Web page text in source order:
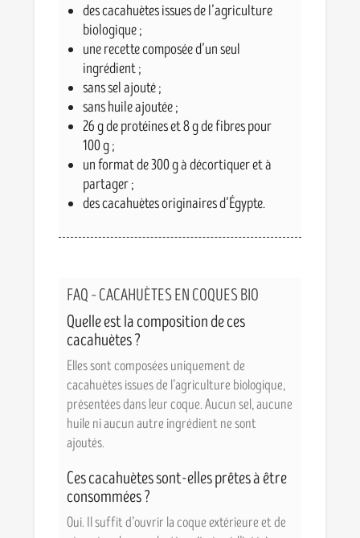
des cacahuètes issues de l’agriculture
biologique ;
une recette composée d’un seul
ingrédient ;
sans sel ajouté ;
sans huile ajoutée ;
26 g de protéines et 8 g de fibres pour
100 g ;
un format de 300 g à décortiquer et à
partager ;
des cacahuètes originaires d’Égypte.
FAQ – CACAHUÈTES EN COQUES BIO
Quelle est la composition de ces
cacahuètes ?
Elles sont composées uniquement de
cacahuètes issues de l’agriculture biologique,
présentées dans leur coque. Aucun sel, aucune
huile ni aucun autre ingrédient ne sont
ajoutés.
Ces cacahuètes sont-elles prêtes à être
consommées ?
Oui. Il suffit d’ouvrir la coque extérieure et de